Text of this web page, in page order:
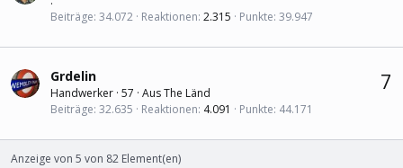
Beiträge 34.072 Reaktionen 2.315 Punkte 39.947
7
Grdelin
Handwerker · 57 · AusThe Länd
Beiträge 32.635 Reaktionen 4.091 Punkte 44.171
Anzeige von 5 von 82 Element(en)